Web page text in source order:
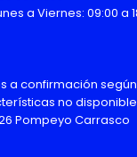
a Viernes: 09:00 a
confirmación
no
Pompeyo Carrasco